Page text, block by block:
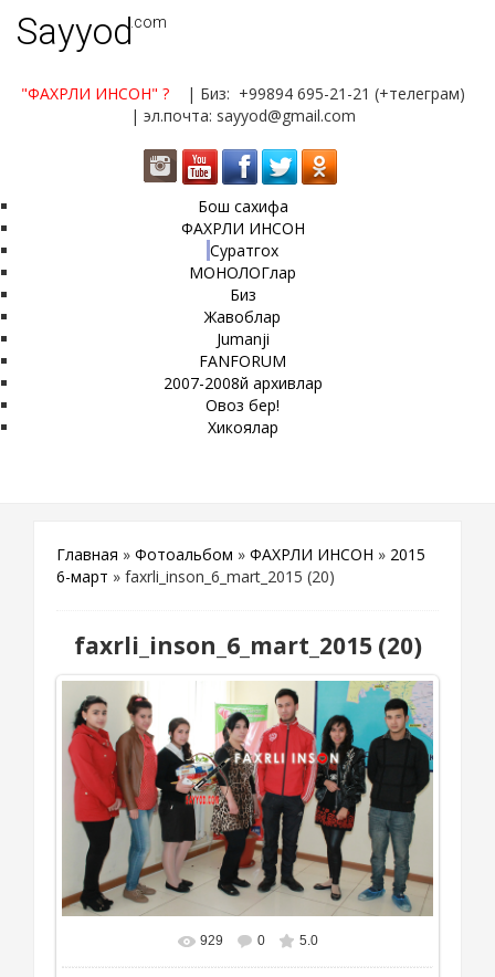
Sayyod.com
"ФАХРЛИ ИНСОН" ?
| Биз: +99894 695-21-21 (+телеграм)
| эл.почта: sayyod@gmail.com
Бош сахифа
ФАХРЛИ ИНСОН
Суратгох
МОНОЛОГлар
Биз
Жавоблар
Jumanji
FANFORUM
2007-2008й архивлар
Овоз бер!
Хикоялар
Главная » Фотоальбом » ФАХРЛИ ИНСОН » 2015
6-март » faxrli_inson_6_mart_2015 (20)
faxrli_inson_6_mart_2015 (20)
929 0 5.0